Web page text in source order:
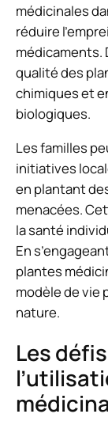
médicinales
réduire
médicaments.
qualité des
chimiques et
biologiques.
Les familles
initiatives
en plantant
menacées.
la santé
En
plantes
modèle de vie
nature.
Les